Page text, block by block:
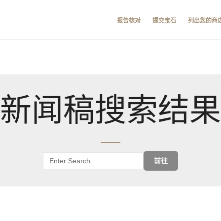
报告核对 提交宝石 列出您的商
新闻稿搜索结果
前往